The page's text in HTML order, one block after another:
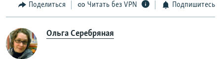
Поделиться Читать без VPN Подпишитесь
Ольга Серебряная